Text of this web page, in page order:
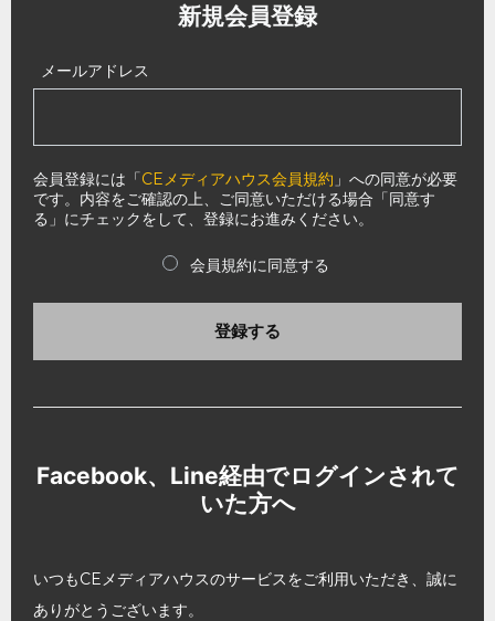
新規会員登録
メールアドレス
会員登録には「CEメディアハウス会員規約 」への同意が必要
です。内容をご確認の上、ご同意いただける場合「同意す
る」にチェックをして、登録にお進みください。
会員規約に同意する
登録する
Facebook、Line経由でログインされて
いた方へ
いつもCEメディアハウスのサービスをご利用いただき、誠に
ありがとうございます。